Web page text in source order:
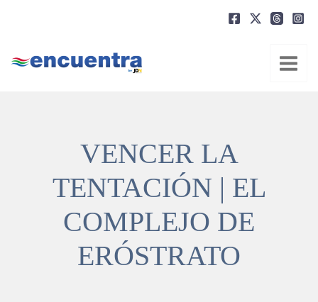
VENCER LA
TENTACIÓN | EL
COMPLEJO DE
ERÓSTRATO